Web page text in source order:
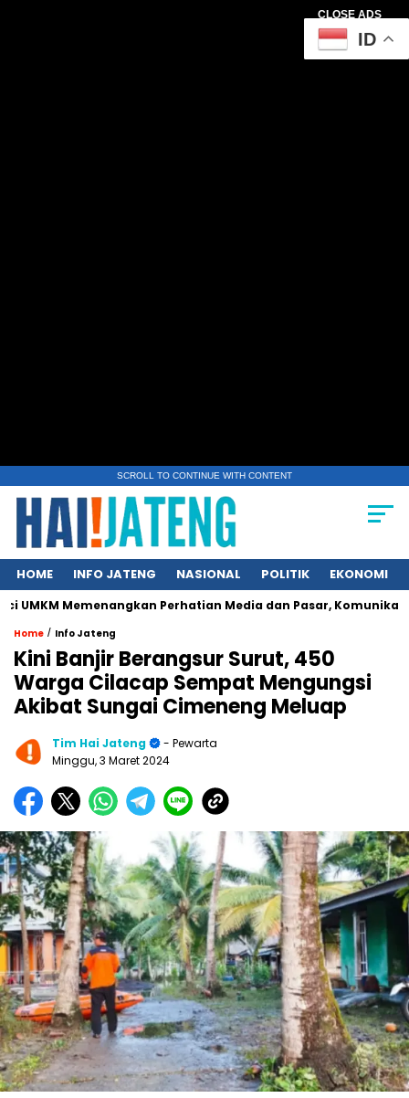
CLOSE ADS
SCROLL TO CONTINUE WITH CONTENT
HOME INFO JATENG NASIONAL POLITIK EKONOMI
Perhatian Media dan Pasar, Komunikasi Strategis
Home / Info Jateng
Kini Banjir Berangsur Surut, 450
Warga Cilacap Sempat Mengungsi
Akibat Sungai Cimeneng Meluap
Tim Hai Jateng
- Pewarta
Minggu, 3 Maret 2024
ID